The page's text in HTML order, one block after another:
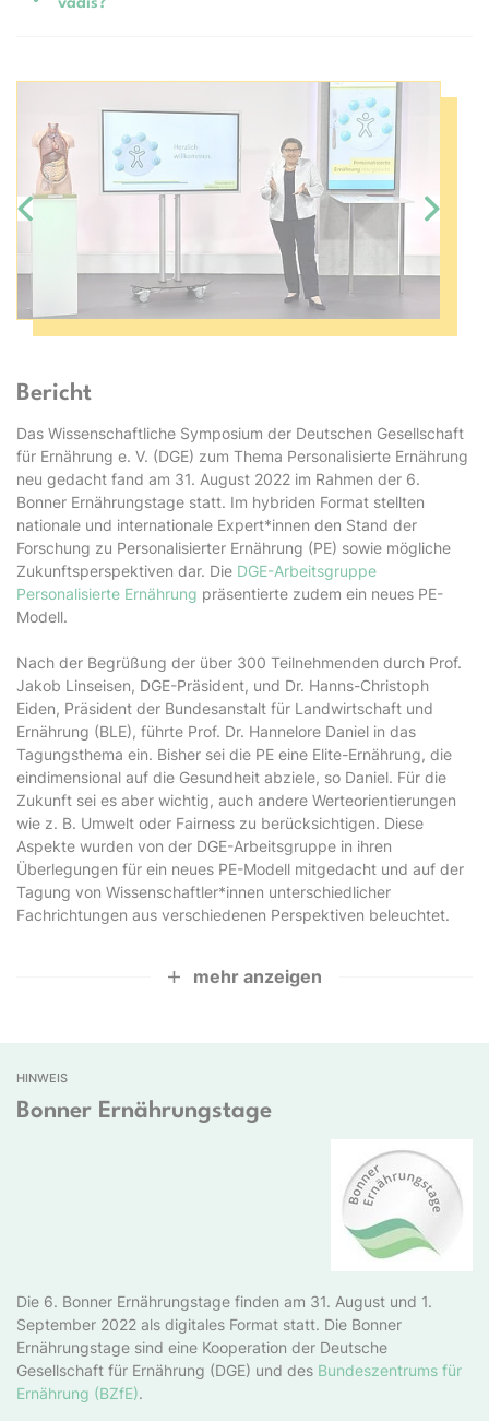
vadis?
Bericht
Das Wissenschaftliche Symposium der Deutschen Gesellschaft
für Ernährung e. V. (DGE) zum Thema Personalisierte Ernährung
neu gedacht fand am 31. August 2022 im Rahmen der 6.
Bonner Ernährungstage statt. Im hybriden Format stellten
nationale und internationale Expert*innen den Stand der
Forschung zu Personalisierter Ernährung (PE) sowie mögliche
Zukunftsperspektiven dar. Die DGE-Arbeitsgruppe
Personalisierte Ernährung präsentierte zudem ein neues PE-
Modell.
Nach der Begrüßung der über 300 Teilnehmenden durch Prof.
Jakob Linseisen, DGE-Präsident, und Dr. Hanns-Christoph
Eiden, Präsident der Bundesanstalt für Landwirtschaft und
Ernährung (BLE), führte Prof. Dr. Hannelore Daniel in das
Tagungsthema ein. Bisher sei die PE eine Elite-Ernährung, die
eindimensional auf die Gesundheit abziele, so Daniel. Für die
Zukunft sei es aber wichtig, auch andere Werteorientierungen
wie z. B. Umwelt oder Fairness zu berücksichtigen. Diese
Aspekte wurden von der DGE-Arbeitsgruppe in ihren
Überlegungen für ein neues PE-Modell mitgedacht und auf der
Tagung von Wissenschaftler*innen unterschiedlicher
Fachrichtungen aus verschiedenen Perspektiven beleuchtet.
mehr anzeigen
HINWEIS
Bonner Ernährungstage
Die 6. Bonner Ernährungstage finden am 31. August und 1.
September 2022 als digitales Format statt. Die Bonner
Ernährungstage sind eine Kooperation der Deutsche
Gesellschaft für Ernährung (DGE) und des Bundeszentrums für
Ernährung (BZfE).